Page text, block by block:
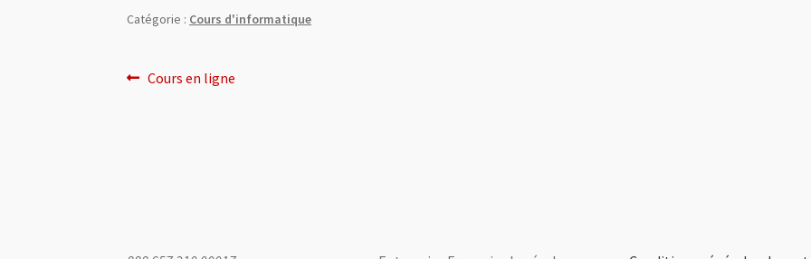
Catégorie : Cours d'informatique
Navigation
Article
Cours en ligne